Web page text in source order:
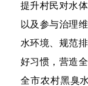
提升村民对水
以及参与治理
水环境、规范
好习惯，营造
全市农村黑臭